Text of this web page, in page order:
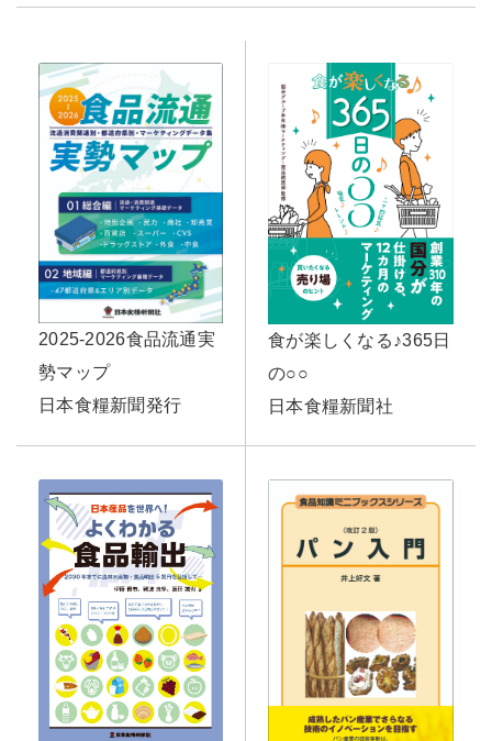
2025-2026食品流通実
勢マップ
日本食糧新聞発行
食が楽しくなる♪365日
の○○
日本食糧新聞社